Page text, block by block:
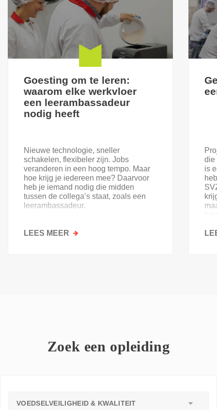
Goesting om te leren:
waarom elke werkvloer
een leerambassadeur
nodig heeft
Nieuwe technologie, sneller
schakelen, flexibeler zijn. Jobs
veranderen in een hoog tempo. Maar
hoe krijg je iedereen mee? Daarvoor
heb je iemand nodig die midden
tussen de collega’s staat, zoals een
leerambassadeur.
LEES MEER OVER
NODIG
die
is
Zoek een opleiding
VOEDSELVEILIGHEID & KWALITEIT